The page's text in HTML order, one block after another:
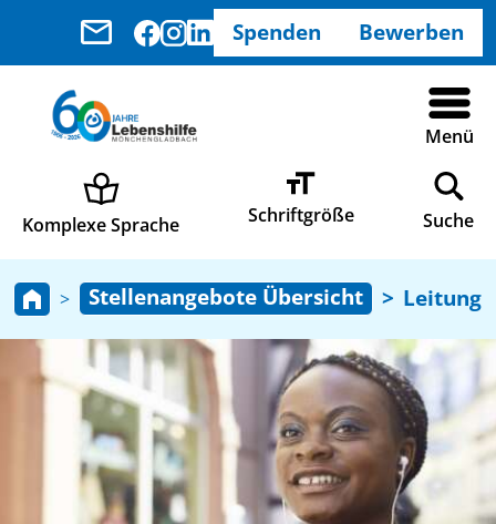
Spenden Bewerben
Menü
Komplexe Sprache Schriftgröße Suche
Stellenangebote Übersicht Leitung